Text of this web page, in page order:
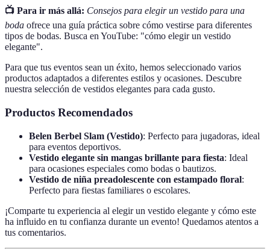
📺 Para ir más allá: Consejos para elegir un vestido para una
boda ofrece una guía práctica sobre cómo vestirse para diferentes
tipos de bodas. Busca en YouTube: "cómo elegir un vestido
elegante".
Para que tus eventos sean un éxito, hemos seleccionado varios
productos adaptados a diferentes estilos y ocasiones. Descubre
nuestra selección de vestidos elegantes para cada gusto.
Productos Recomendados
Belen Berbel Slam (Vestido): Perfecto para jugadoras, ideal
para eventos deportivos.
Vestido elegante sin mangas brillante para fiesta: Ideal
para ocasiones especiales como bodas o bautizos.
Vestido de niña preadolescente con estampado floral:
Perfecto para fiestas familiares o escolares.
¡Comparte tu experiencia al elegir un vestido elegante y cómo este
ha influido en tu confianza durante un evento! Quedamos atentos a
tus comentarios.